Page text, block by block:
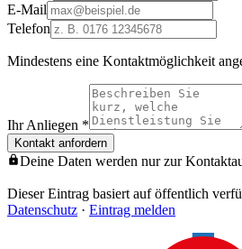
E-Mail
Telefon
Mindestens eine Kontaktmöglichkeit
Ihr Anliegen *
Kontakt anfordern
Deine Daten werden nur zur
Dieser Eintrag basiert auf öffentlich
Datenschutz · Eintrag melden